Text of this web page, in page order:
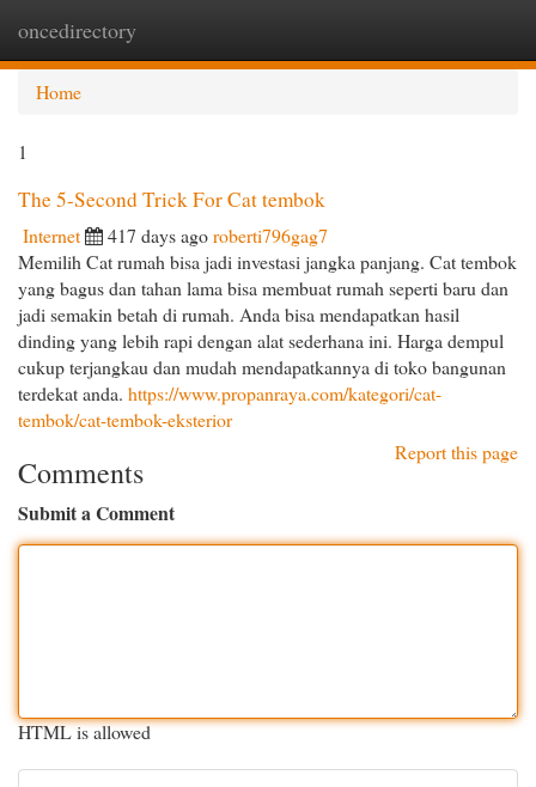
oncedirectory
Home
1
The 5-Second Trick For Cat tembok
Internet 417 days agoroberti796gag7
Memilih Cat rumah bisa jadi investasi jangka panjang. Cat tembok
yang bagus dan tahan lama bisa membuat rumah seperti baru dan
jadi semakin betah di rumah. Anda bisa mendapatkan hasil
dinding yang lebih rapi dengan alat sederhana ini. Harga dempul
cukup terjangkau dan mudah mendapatkannya di toko bangunan
terdekat anda. https://www.propanraya.com/kategori/cat-
tembok/cat-tembok-eksterior
Report this page
Comments
Submit a Comment
HTML is allowed